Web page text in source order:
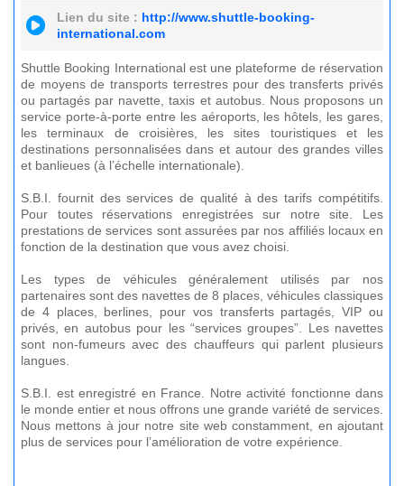
Lien du site : http://www.shuttle-booking-
international.com
Shuttle Booking International est une plateforme de réservation
de moyens de transports terrestres pour des transferts privés
ou partagés par navette, taxis et autobus. Nous proposons un
service porte-à-porte entre les aéroports, les hôtels, les gares,
les terminaux de croisières, les sites touristiques et les
destinations personnalisées dans et autour des grandes villes
et banlieues (à l’échelle internationale).
S.B.I. fournit des services de qualité à des tarifs compétitifs.
Pour toutes réservations enregistrées sur notre site. Les
prestations de services sont assurées par nos affiliés locaux en
fonction de la destination que vous avez choisi.
Les types de véhicules généralement utilisés par nos
partenaires sont des navettes de 8 places, véhicules classiques
de 4 places, berlines, pour vos transferts partagés, VIP ou
privés, en autobus pour les “services groupes”. Les navettes
sont non-fumeurs avec des chauffeurs qui parlent plusieurs
langues.
S.B.I. est enregistré en France. Notre activité fonctionne dans
le monde entier et nous offrons une grande variété de services.
Nous mettons à jour notre site web constamment, en ajoutant
plus de services pour l’amélioration de votre expérience.